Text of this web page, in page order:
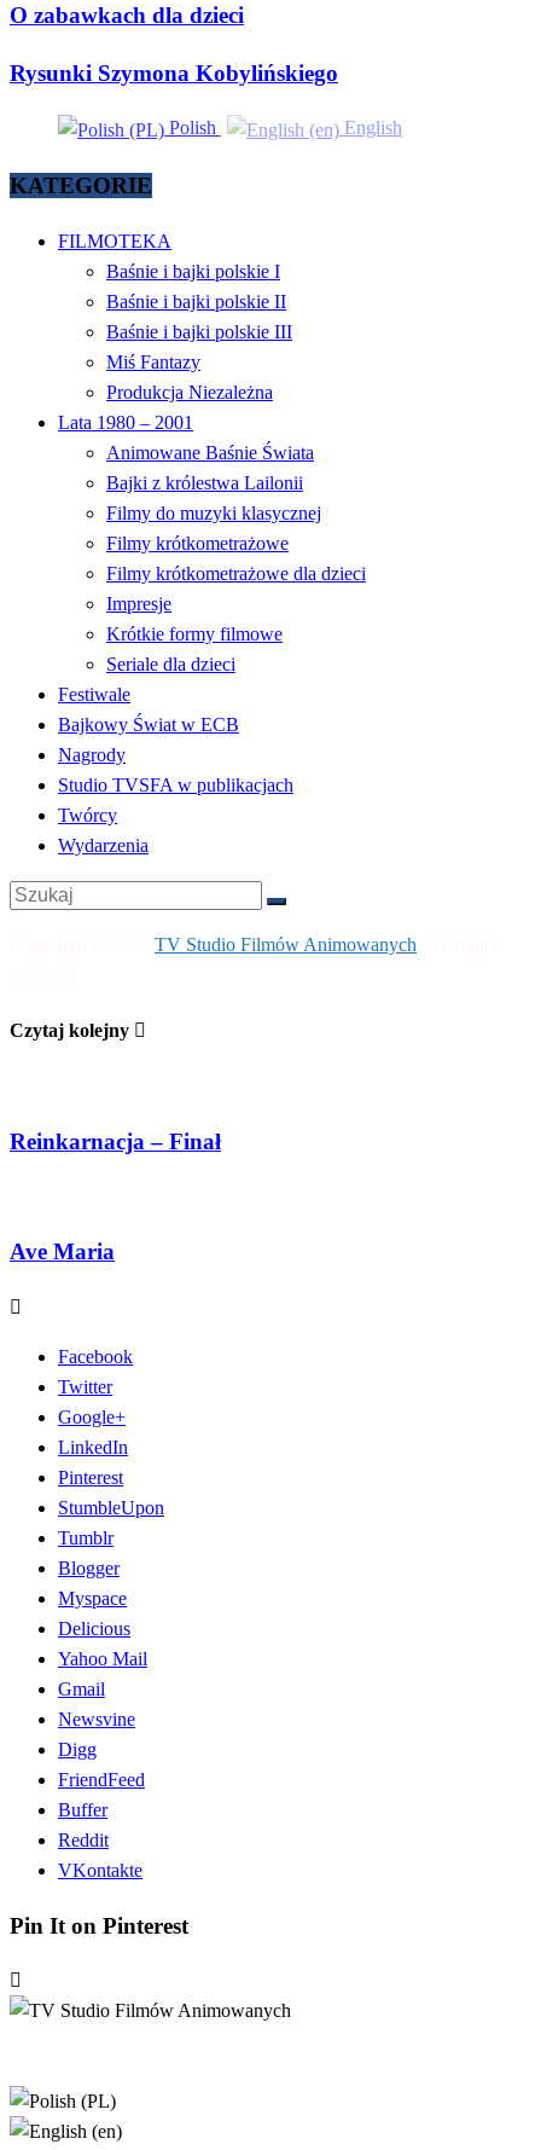
O zabawkach dla dzieci
Rysunki Szymona Kobylińskiego
Polish English
KATEGORIE
FILMOTEKA
Baśnie i bajki polskie I
Baśnie i bajki polskie II
Baśnie i bajki polskie III
Miś Fantazy
Produkcja Niezależna
Lata 1980 – 2001
Animowane Baśnie Świata
Bajki z królestwa Lailonii
Filmy do muzyki klasycznej
Filmy krótkometrażowe
Filmy krótkometrażowe dla dzieci
Impresje
Krótkie formy filmowe
Seriale dla dzieci
Festiwale
Bajkowy Świat w ECB
Nagrody
Studio TVSFA w publikacjach
Twórcy
Wydarzenia
TV Studio Filmów Animowanych
Czytaj kolejny
Reinkarnacja – Finał
Ave Maria
Facebook
Twitter
Google+
LinkedIn
Pinterest
StumbleUpon
Tumblr
Blogger
Myspace
Delicious
Yahoo Mail
Gmail
Newsvine
Digg
FriendFeed
Buffer
Reddit
VKontakte
Pin It on Pinterest